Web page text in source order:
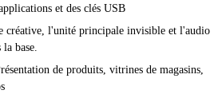
et des clés USB
créative, l'unité principale invisible et l'audio
la base.
de produits, vitrines de magasins,